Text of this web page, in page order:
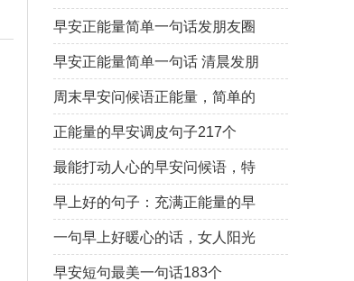
个
早安正能量简单一句话发朋友圈
早安精致短句207个
早安正能量简单一句话 清晨发朋
友圈问候的句子70句
周末早安问候语正能量，简单的
周末早安朋友圈问候语71句
正能量的早安调皮句子217个
最能打动人心的早安问候语，特
别暖心的早安句子197个
早上好的句子：充满正能量的早
安短句260个
一句早上好暖心的话，女人阳光
心态早安心语245个
早安短句最美一句话183个